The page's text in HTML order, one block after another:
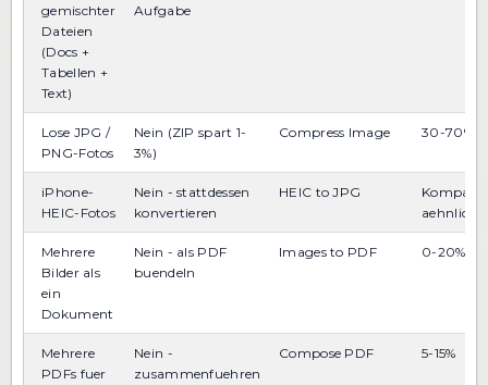
gemischter
Dateien
(Docs +
Tabellen +
Text)
Aufgabe
Lose JPG /
PNG-Fotos
Nein (ZIP spart 1-
3%)
Compress Image 30-70%
iPhone-
HEIC-Fotos
Nein - stattdessen
konvertieren
HEIC to JPG
aehnliche
Mehrere
Bilder als
ein
Dokument
Nein - als PDF
buendeln
Images to PDF 0-20%
Mehrere
PDFs fuer
Nein -
zusammenfuehren
Compose PDF 5-15%